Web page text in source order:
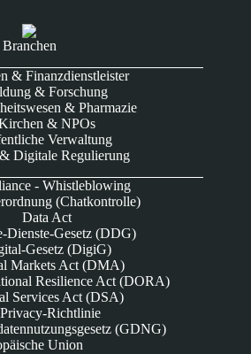
Branchen
& Finanzdienstleister
& Forschung
& Pharmazie
& NPOs
Verwaltung
Digitale Regulierung
- Whistleblowing
(Chatkontrolle)
Data Act
Dienste-Gesetz (DDG)
Gesetz (DigiG)
Markets Act (DMA)
Resilience Act (DORA)
Services Act (DSA)
Richtlinie
(GDNG)
Union